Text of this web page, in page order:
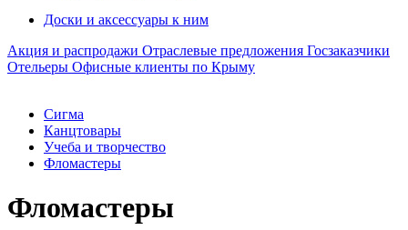
Доски и аксессуары к ним
Акция и распродажи Отраслевые предложения Госзаказчики
Отельеры Офисные клиенты по Крыму
Сигма
Канцтовары
Учеба и творчество
Фломастеры
Фломастеры